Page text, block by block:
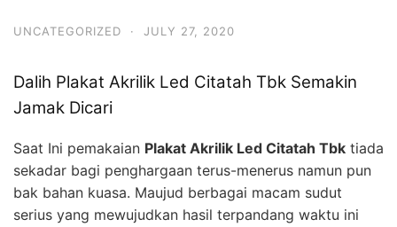
UNCATEGORIZED · JULY 27, 2020
Dalih Plakat Akrilik Led Citatah Tbk Semakin
Jamak Dicari
Saat Ini pemakaian Plakat Akrilik Led Citatah Tbk tiada
sekadar bagi penghargaan terus-menerus namun pun
bak bahan kuasa. Maujud berbagai macam sudut
serius yang mewujudkan hasil terpandang waktu ini